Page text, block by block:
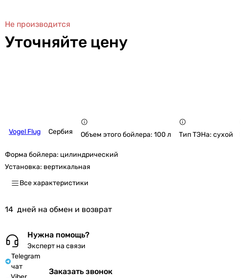
Не производится
Уточняйте цену
Vogel Flug Сербия Объем этого бойлера: 100 л Тип ТЭНа: сухой
Форма бойлера: цилиндрический
Установка: вертикальная
Все характеристики
14 дней на обмен и возврат
Нужна помощь?
Эксперт на связи
Telegram
чат
Заказать звонок